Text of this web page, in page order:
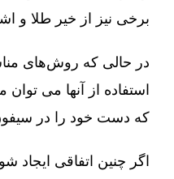
برخی نیز از خیر طلا و
در حالی که روش‌های
استفاده از آنها می
که دست خود را در
اگر چنین اتفاقی ایجاد